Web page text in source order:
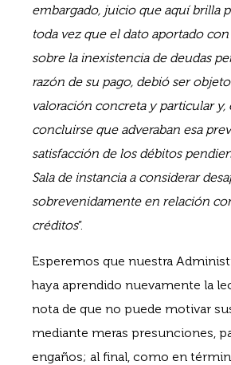
embargado, juicio que aquí brilla
toda vez que el dato aportado
sobre la inexistencia de deudas
razón de su pago, debió ser
valoración concreta y particular y,
concluirse que adveraban esa
satisfacción de los débitos
Sala de instancia a considerar
sobrevenidamente en relación
créditos”.
Esperemos que nuestra
haya aprendido nuevamente la
nota de que no puede motivar
mediante meras presunciones,
engaños; al final, como en